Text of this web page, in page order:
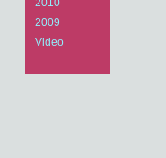
2010
2009
Video